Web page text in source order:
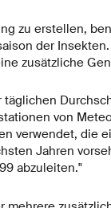
zu erstellen,
der
zusätzliche
täglichen
von
verwendet, die
Jahren
abzuleiten."